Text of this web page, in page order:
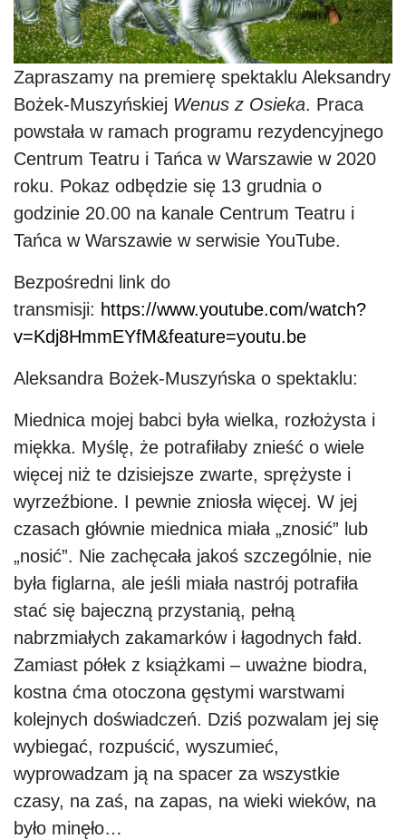
Zapraszamy na premierę spektaklu Aleksandry
Bożek-Muszyńskiej Wenus z Osieka. Praca
powstała w ramach programu rezydencyjnego
Centrum Teatru i Tańca w Warszawie w 2020
roku. Pokaz odbędzie się 13 grudnia o
godzinie 20.00 na kanale Centrum Teatru i
Tańca w Warszawie w serwisie YouTube.
Bezpośredni link do
transmisji: https://www.youtube.com/watch?
v=Kdj8HmmEYfM&feature=youtu.be
Aleksandra Bożek-Muszyńska o spektaklu:
Miednica mojej babci była wielka, rozłożysta i
miękka. Myślę, że potrafiłaby znieść o wiele
więcej niż te dzisiejsze zwarte, sprężyste i
wyrzeźbione. I pewnie zniosła więcej. W jej
czasach głównie miednica miała „znosić” lub
„nosić”. Nie zachęcała jakoś szczególnie, nie
była figlarna, ale jeśli miała nastrój potrafiła
stać się bajeczną przystanią, pełną
nabrzmiałych zakamarków i łagodnych fałd.
Zamiast półek z książkami – uważne biodra,
kostna ćma otoczona gęstymi warstwami
kolejnych doświadczeń. Dziś pozwalam jej się
wybiegać, rozpuścić, wyszumieć,
wyprowadzam ją na spacer za wszystkie
czasy, na zaś, na zapas, na wieki wieków, na
było minęło…